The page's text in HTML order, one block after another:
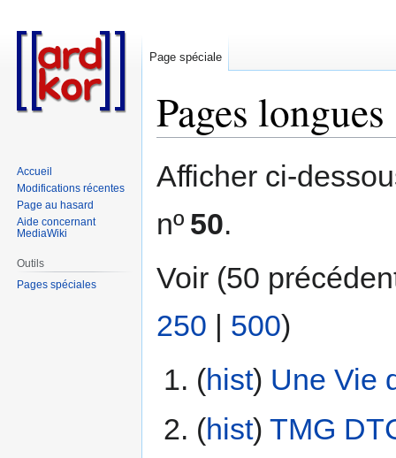
Pages longues
à
navigation
à
recherche
Afficher ci-
nº 50.
Voir (50
250
500)
(hist) ‎ Une Vie
(hist) ‎ TMG
Page spéciale
Accueil
Modifications récentes
Page au hasard
Aide concernant
MediaWiki
Outils
Pages spéciales